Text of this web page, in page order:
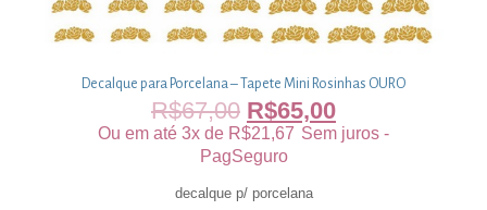
Decalque para Porcelana – Tapete Mini Rosinhas OURO
R$67,00 R$65,00
Ou em até 3x de R$21,67 Sem juros -
PagSeguro
decalque p/ porcelana